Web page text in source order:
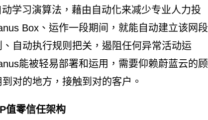
学习演算法，藉由自动化来减少专业人力投
Box、运作一段期间，就能自动建立该网段
自动执行规则把关，遏阻任何异常活动运
能被轻易部署和运用，需要仰赖蔚蓝云的顾
对的地方，接触到对的客户。
值零信任架构